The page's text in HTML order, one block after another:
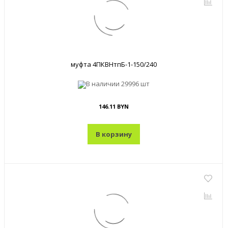
муфта 4ПКВНтпБ-1-150/240
В наличии 29996 шт
146.11 BYN
В корзину